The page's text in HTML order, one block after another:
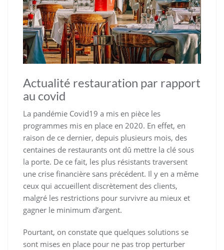
Actualité restauration par rapport
au covid
La pandémie Covid19 a mis en pièce les
programmes mis en place en 2020. En effet, en
raison de ce dernier, depuis plusieurs mois, des
centaines de restaurants ont dû mettre la clé sous
la porte. De ce fait, les plus résistants traversent
une crise financière sans précédent. Il y en a même
ceux qui accueillent discrètement des clients,
malgré les restrictions pour survivre au mieux et
gagner le minimum d’argent.
Pourtant, on constate que quelques solutions se
sont mises en place pour ne pas trop perturber